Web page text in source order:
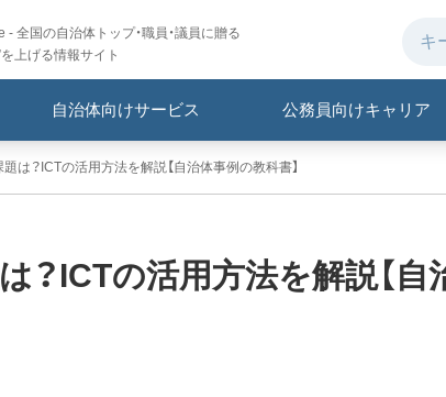
全国の自治体トップ・職員・議員に贈る
上げる情報サイト
自治体向けサービス 公務員向けキャリア
は？ICTの活用方法を解説【自治体事例の教科書】
？ICTの活用方法を解説【自